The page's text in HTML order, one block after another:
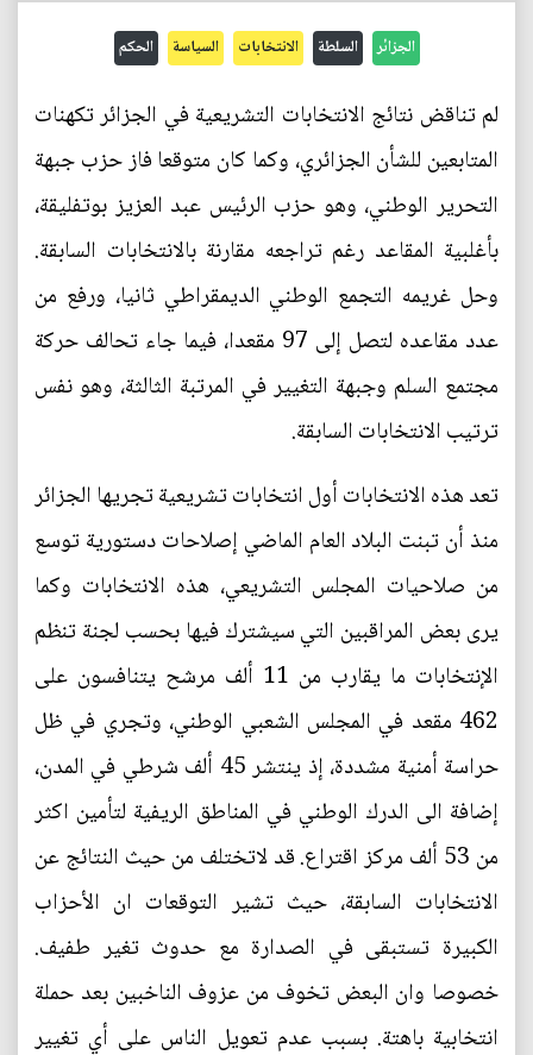
الجزائر السلطة الانتخابات السياسة الحكم
لم تناقض نتائج الانتخابات التشريعية في الجزائر تكهنات
المتابعين للشأن الجزائري، وكما كان متوقعا فاز حزب جبهة
التحرير الوطني، وهو حزب الرئيس عبد العزيز بوتفليقة،
بأغلبية المقاعد رغم تراجعه مقارنة بالانتخابات السابقة.
وحل غريمه التجمع الوطني الديمقراطي ثانيا، ورفع من
عدد مقاعده لتصل إلى 97 مقعدا، فيما جاء تحالف حركة
مجتمع السلم وجبهة التغيير في المرتبة الثالثة، وهو نفس
ترتيب الانتخابات السابقة.
تعد هذه الانتخابات أول انتخابات تشريعية تجريها الجزائر
منذ أن تبنت البلاد العام الماضي إصلاحات دستورية توسع
من صلاحيات المجلس التشريعي، هذه الانتخابات وكما
يرى بعض المراقبين التي سيشترك فيها بحسب لجنة تنظم
الإنتخابات ما يقارب من 11 ألف مرشح يتنافسون على
462 مقعد في المجلس الشعبي الوطني، وتجري في ظل
حراسة أمنية مشددة، إذ ينتشر 45 ألف شرطي في المدن،
إضافة الى الدرك الوطني في المناطق الريفية لتأمين اكثر
من 53 ألف مركز اقتراع. قد لاتختلف من حيث النتائج عن
الانتخابات السابقة، حيث تشير التوقعات ان الأحزاب
الكبيرة تستبقى في الصدارة مع حدوث تغير طفيف.
خصوصا وان البعض تخوف من عزوف الناخبين بعد حملة
انتخابية باهتة. بسبب عدم تعويل الناس على أي تغيير